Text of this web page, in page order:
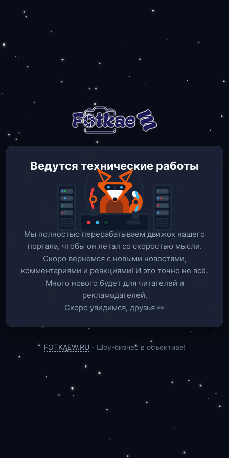
Ведутся технические работы
Мы полностью перерабатываем движок нашего
портала, чтобы он летал со скоростью мысли.
Скоро вернемся c новыми новостями,
комментариями и реакциями! И это точно не всё.
Много нового будет для читателей и
рекламодателей.
Скоро увидимся, друзья 👀
FOTKAEW.RU - Шоу-бизнес в объективе!